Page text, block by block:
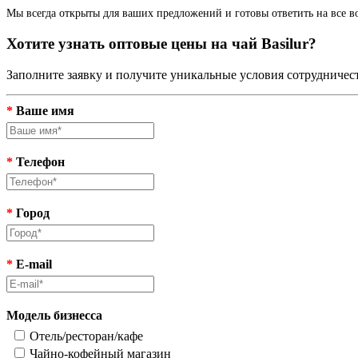
Мы всегда открыты для ваших предложений и готовы ответить на все
Хотите узнать оптовые цены на чай Basilur?
Заполните заявку и получите уникальные условия
* Ваше имя
* Телефон
* Город
* E-mail
Модель бизнесса
Отель/ресторан/кафе
Чайно-кофейный магазин